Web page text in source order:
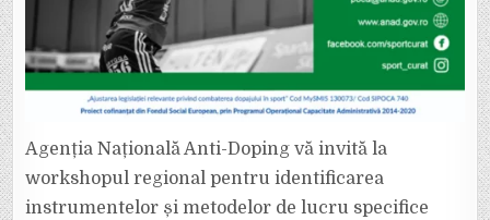
Agenția Națională Anti-Doping vă invită la
workshopul regional pentru identificarea
instrumentelor și metodelor de lucru specifice